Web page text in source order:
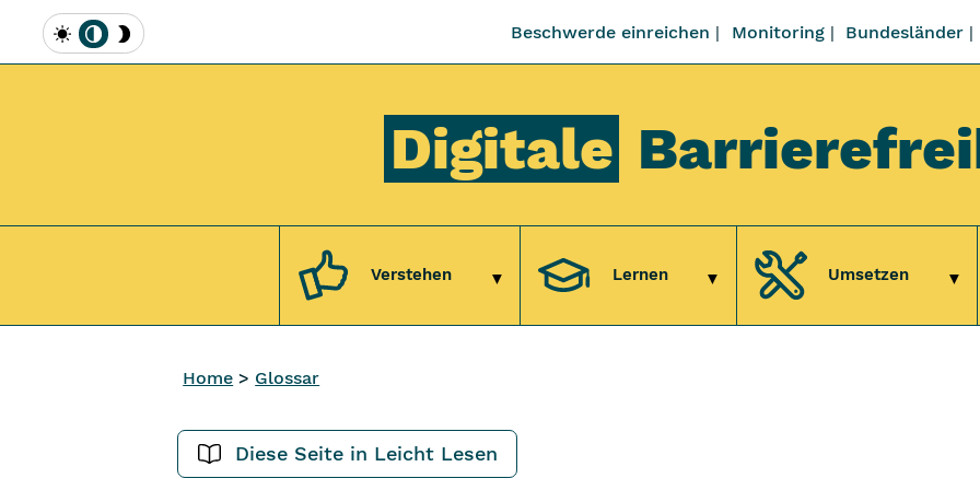
Inhalt [1]
Hauptmenü [2]
Topmenü [3]
Suche [4]
HellAutomatisch
Dunkel
Beschwerde einreichen Monitoring Bundesländer
Digitale
Verstehen Untermenü Verstehen
Lernen Untermenü LernenUmsetzen
Home Glossar
Diese Seite in Leicht Lesen